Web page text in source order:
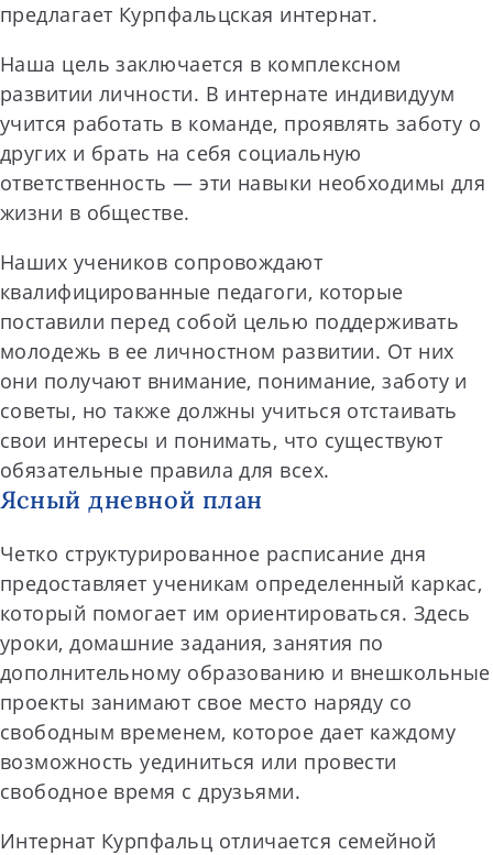
предлагает Курпфальцская интернат.
Наша цель заключается в комплексном
развитии личности. В интернате индивидуум
учится работать в команде, проявлять заботу о
других и брать на себя социальную
ответственность — эти навыки необходимы для
жизни в обществе.
Наших учеников сопровождают
квалифицированные педагоги, которые
поставили перед собой целью поддерживать
молодежь в ее личностном развитии. От них
они получают внимание, понимание, заботу и
советы, но также должны учиться отстаивать
свои интересы и понимать, что существуют
обязательные правила для всех.
Ясный дневной план
Четко структурированное расписание дня
предоставляет ученикам определенный каркас,
который помогает им ориентироваться. Здесь
уроки, домашние задания, занятия по
дополнительному образованию и внешкольные
проекты занимают свое место наряду со
свободным временем, которое дает каждому
возможность уединиться или провести
свободное время с друзьями.
Интернат Курпфальц отличается семейной